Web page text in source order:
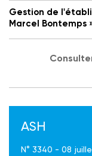
Gestion de
Marcel Bontemps
ASH
N° 3340 - 08